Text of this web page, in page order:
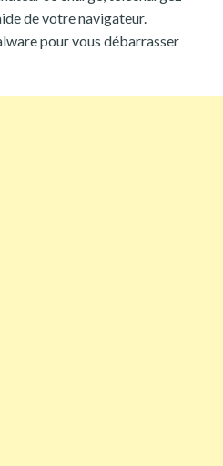
de votre navigateur.
pour vous débarrasser